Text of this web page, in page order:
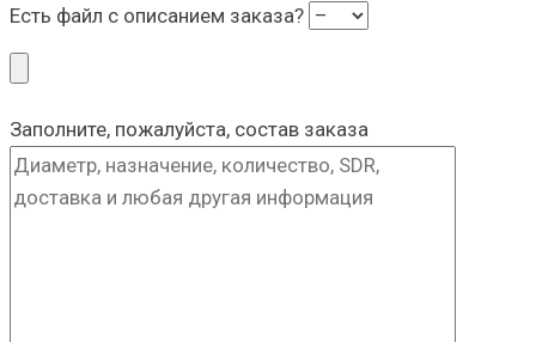
Есть файл с описанием заказа?
Заполните, пожалуйста, состав заказа